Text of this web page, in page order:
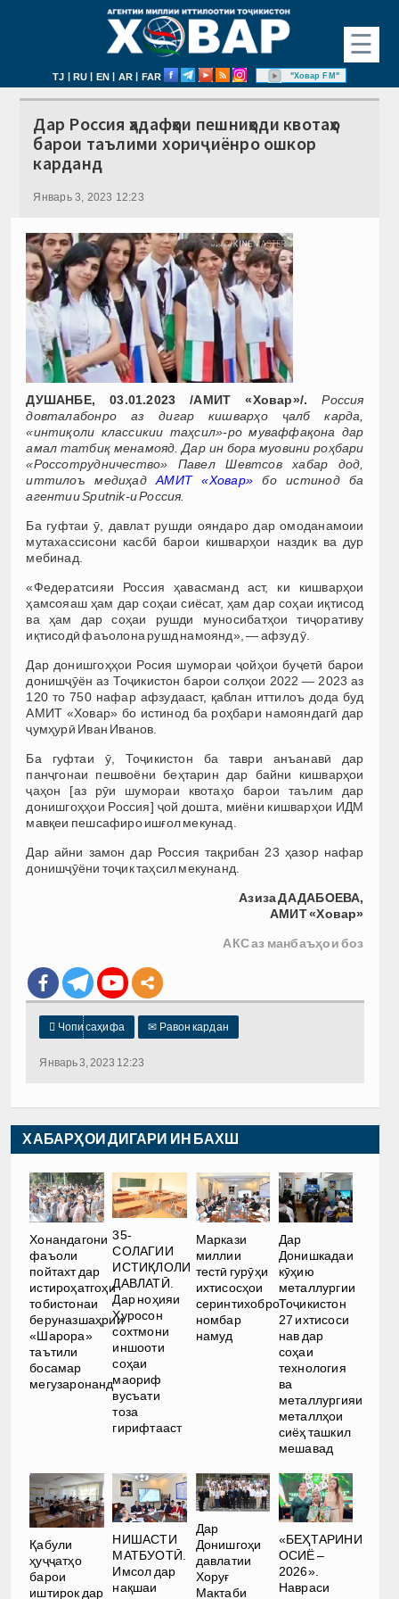
☰
TJ | RU | EN | AR | FAR "Ховар FM"
Дар Россия ҳадафҳои пешниҳоди квотаҳо
барои таълими хориҷиёнро ошкор
карданд
Январь 3, 2023 12:23
ДУШАНБЕ, 03.01.2023 /АМИТ «Ховар»/.
Россия
довталабонро аз дигар кишварҳо ҷалб карда,
«интиқоли классикии таҳсил»-ро муваффақона дар
амал татбиқ менамояд. Дар ин бора муовини роҳбари
«Россотрудничество» Павел Шевтсов хабар дод,
иттилоъ медиҳадАМИТ «Ховар»бо истинод ба
агентии Sputnik-и Россия.
Ба гуфтаи ӯ, давлат рушди ояндаро дар омоданамоии
мутахассисони касбӣ барои кишварҳои наздик ва дур
мебинад.
«Федератсияи Россия ҳавасманд аст, ки кишварҳои
ҳамсояаш ҳам дар соҳаи сиёсат, ҳам дар соҳаи иқтисод
ва ҳам дар соҳаи рушди муносибатҳои тиҷоративу
иқтисодӣ фаъолона рушд намоянд», — афзуд ӯ.
Дар донишгоҳҳои Росия шумораи ҷойҳои буҷетӣ барои
донишҷӯён аз Тоҷикистон барои солҳои 2022 — 2023 аз
120 то 750 нафар афзудааст, қаблан иттилоъ дода буд
АМИТ «Ховар» бо истинод ба роҳбари намояндагӣ дар
ҷумҳурӣ Иван Иванов.
Ба гуфтаи ӯ, Тоҷикистон ба таври анъанавӣ дар
панҷгонаи пешвоёни беҳтарин дар байни кишварҳои
ҷаҳон [аз рӯи шумораи квотаҳо барои таълим дар
донишгоҳҳои Россия] ҷой дошта, миёни кишварҳои ИДМ
мавқеи пешсафиро ишғол мекунад.
Дар айни замон дар Россия тақрибан 23 ҳазор нафар
донишҷӯёни тоҷик таҳсил мекунанд.
Азиза ДАДАБОЕВА,
АМИТ «Ховар»
АКС аз манбаъҳои боз
 Чопи саҳифа ✉ Равон кардан
Январь 3, 2023 12:23
ХАБАРҲОИ ДИГАРИ ИН БАХШ
Хонандагони
фаъоли
пойтахт дар
истироҳатгоҳи
тобистонаи
беруназшаҳрии
«Шарора»
таътили
босамар
мегузаронанд
35-
СОЛАГИИ
ИСТИҚЛОЛИ
ДАВЛАТӢ.
Дар ноҳияи
Хуросон
сохтмони
иншооти
соҳаи
маориф
вусъати
тоза
гирифтааст
Маркази
миллии
тестӣ гурӯҳи
ихтисосҳои
серинтихобро
номбар
намуд
Дар
Донишкадаи
кӯҳию
металлургии
Тоҷикистон
27 ихтисоси
нав дар
соҳаи
технология
ва
металлургияи
металлҳои
сиёҳ ташкил
мешавад
Қабули
ҳуҷҷатҳо
барои
иштирок дар
НИШАСТИ
МАТБУОТӢ.
Имсол дар
нақшаи
Дар
Донишгоҳи
давлатии
Хоруғ
Мактаби
«БЕҲТАРИНИ
ОСИЁ –
2026».
Навраси